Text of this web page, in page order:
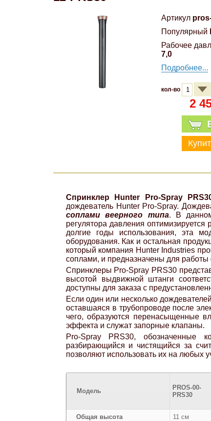
Артикул
Популярный
Рабочее
7,0
Подробнее...
кол-во
2
Спринклер Hunter Pro-Spray
дождеватель Hunter Pro-Spray.
соплами веерного типа. В
регулятора давления
долгие годы использования, эта
оборудования. Как и остальная
который компания Hunter Industries
соплами, и предназначены для работы
Спринклеры Pro-Spray PRS30
высотой выдвижной штанги
доступны для заказа с
Если один или несколько
оставшаяся в трубопроводе после
чего, образуются перенасыщенные
эффекта и служат запорные клапаны.
Pro-Spray PRS30, обозначенные
разбирающийся и чистящийся за
позволяют использовать их на любых
Модель
PROS-00-
PRS30
Общая высота 11 см